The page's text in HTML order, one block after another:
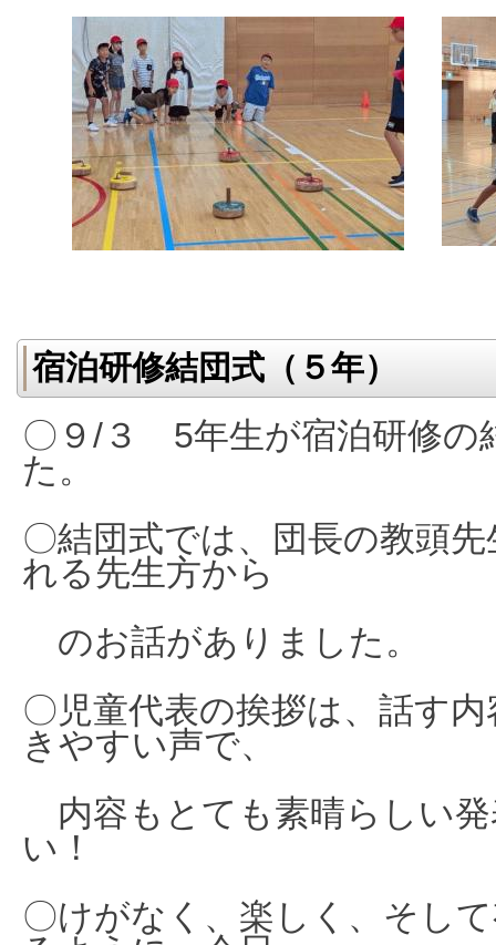
宿泊研修結団式（５年）
〇９/３ 5年生が宿泊研修の
た。
〇結団式では、団長の教頭
れる先生方から
のお話がありました。
〇児童代表の挨拶は、話す
きやすい声で、
内容もとても素晴らしい
い！
〇けがなく、楽しく、そし